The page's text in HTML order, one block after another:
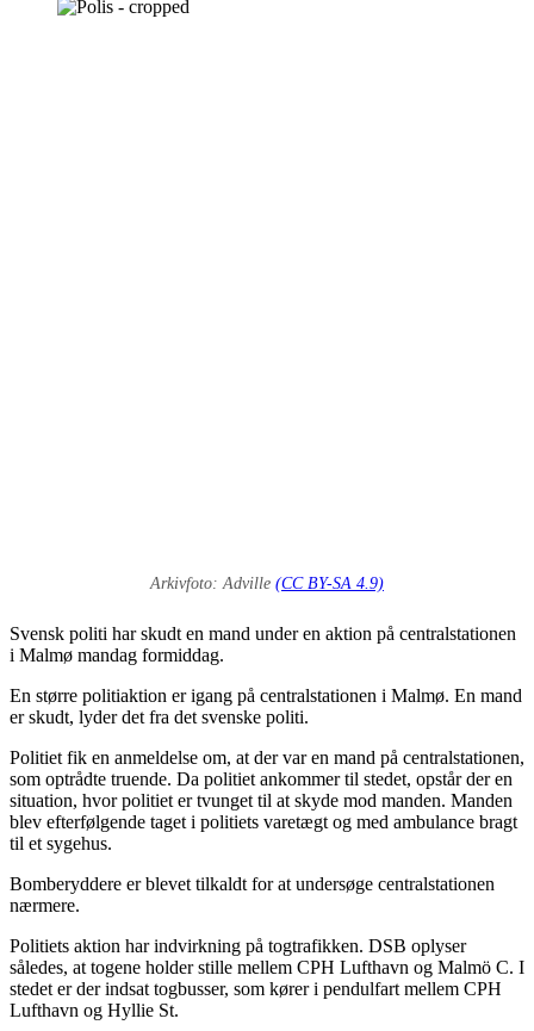
Arkivfoto: Adville (CC BY-SA 4.9)
Svensk politi har skudt en mand under en aktion på centralstationen
i Malmø mandag formiddag.
En større politiaktion er igang på centralstationen i Malmø. En mand
er skudt, lyder det fra det svenske politi.
Politiet fik en anmeldelse om, at der var en mand på centralstationen,
som optrådte truende. Da politiet ankommer til stedet, opstår der en
situation, hvor politiet er tvunget til at skyde mod manden. Manden
blev efterfølgende taget i politiets varetægt og med ambulance bragt
til et sygehus.
Bomberyddere er blevet tilkaldt for at undersøge centralstationen
nærmere.
Politiets aktion har indvirkning på togtrafikken. DSB oplyser
således, at togene holder stille mellem CPH Lufthavn og Malmö C. I
stedet er der indsat togbusser, som kører i pendulfart mellem CPH
Lufthavn og Hyllie St.